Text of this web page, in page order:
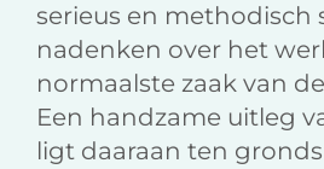
serieus en methodisch
nadenken over het
normaalste zaak van
Een handzame uitleg
ligt daaraan ten